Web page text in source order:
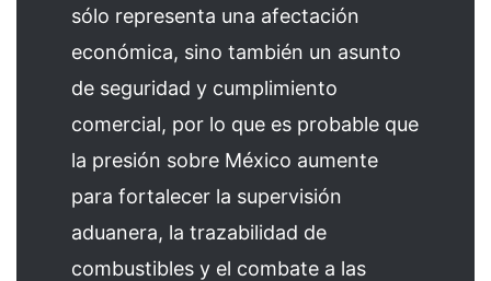
sólo representa una afectación
económica, sino también un asunto
de seguridad y cumplimiento
comercial, por lo que es probable que
la presión sobre México aumente
para fortalecer la supervisión
aduanera, la trazabilidad de
combustibles y el combate a las